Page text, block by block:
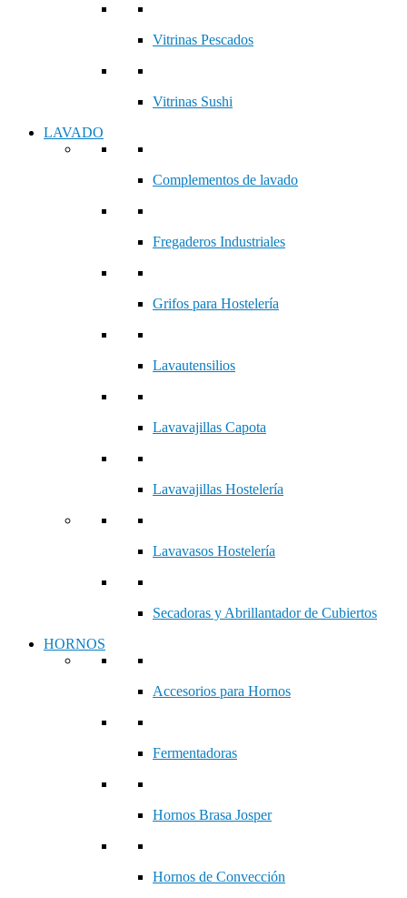
Vitrinas Pescados
Vitrinas Sushi
LAVADO
Complementos de lavado
Fregaderos Industriales
Grifos para Hostelería
Lavautensilios
Lavavajillas Capota
Lavavajillas Hostelería
Lavavasos Hostelería
Secadoras y Abrillantador de Cubiertos
HORNOS
Accesorios para Hornos
Fermentadoras
Hornos Brasa Josper
Hornos de Convección